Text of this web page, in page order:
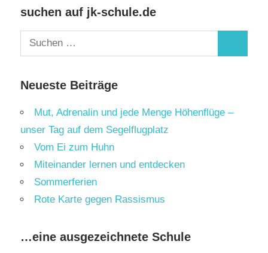
suchen auf jk-schule.de
Suchen
nach:
Neueste Beiträge
Mut, Adrenalin und jede Menge Höhenflüge –
unser Tag auf dem Segelflugplatz
Vom Ei zum Huhn
Miteinander lernen und entdecken
Sommerferien
Rote Karte gegen Rassismus
…eine ausgezeichnete Schule